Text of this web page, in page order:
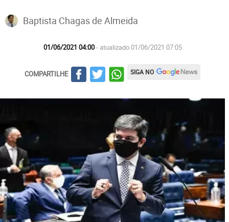
Baptista Chagas de Almeida
01/06/2021 04:00- atualizado 01/06/2021 07:05
COMPARTILHE SIGA NO